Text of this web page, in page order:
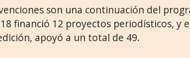
son una continuación del
financió 12 proyectos periodísticos, y
apoyó a un total de 49.